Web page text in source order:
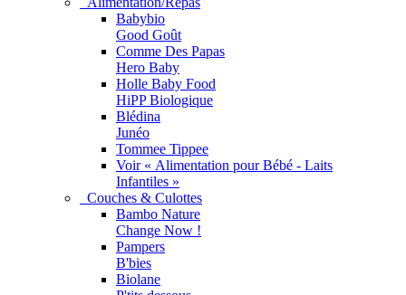
Babybio
Good Goût
Comme Des Papas
Hero Baby
Holle Baby Food
HiPP Biologique
Blédina
Junéo
Tommee Tippee
Voir « Alimentation pour Bébé - Laits
Infantiles »
Couches & Culottes
Bambo Nature
Change Now !
Pampers
B'bies
Biolane